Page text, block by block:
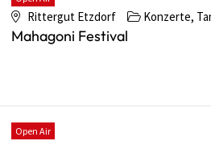
Rittergut Etzdorf Konzerte,
Mahagoni Festival
Open Air